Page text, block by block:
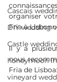
Cascais
DIY wedding
Castle
honeymoon
vineyard
organiser
Fria à
Il y a
nous
Fria de Lisboa: